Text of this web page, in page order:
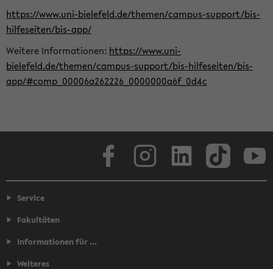
https://www.uni-bielefeld.de/themen/campus-support/bis-
hilfeseiten/bis-app/
Weitere Informationen: https://www.uni-
bielefeld.de/themen/campus-support/bis-hilfeseiten/bis-
app/#comp_00006a262226_0000000a6f_0d4c
Service
Fakultäten
Informationen für ...
Weiteres